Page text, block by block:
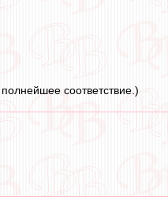
соответствие.)